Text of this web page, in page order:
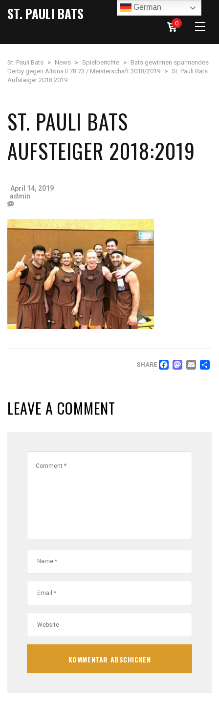
ST. PAULI BATS
0
St. Pauli Bats > News > Spielberichte > Bats gewinnen spannendes
Derby gegen Altona II 78:73 / Meisterschaft 2018/2019 > St. Pauli Bats
Aufsteiger 2018:2019
ST. PAULI BATS
AUFSTEIGER 2018:2019
April 14, 2019
admin
SHARE
LEAVE A COMMENT
German